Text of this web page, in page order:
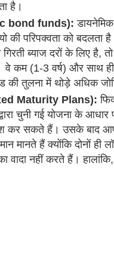
है।
bond funds):
की परिपक्वता को बदलता
गिरती ब्याज दरों के लिए है,
कम (1-3 वर्ष) और साथ ही
की तुलना में थोड़े अधिक
Maturity Plans):
चुनी गई योजना के
कर सकते हैं। उसके बाद
मानते हैं क्योंकि दोनों
का वादा नहीं करते हैं।